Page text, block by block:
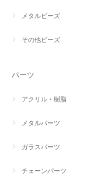
メタルビーズ
その他ビーズ
パーツ
アクリル・樹脂
メタルパーツ
ガラスパーツ
チェーンパーツ